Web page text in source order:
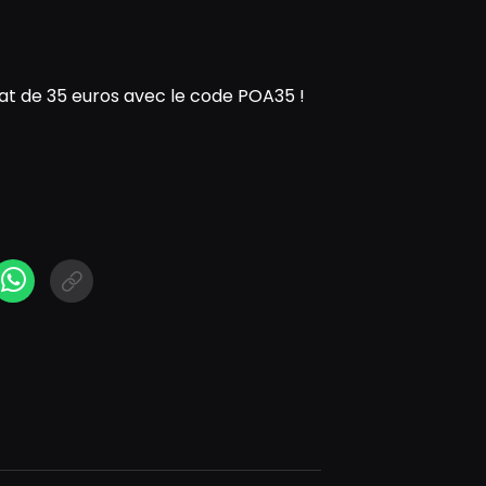
de 35 euros avec le code POA35 !
Messenger
WhatsApp
Short link